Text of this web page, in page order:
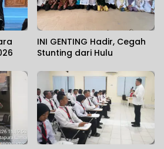
INI GENTING Hadir, Cegah
Stunting dari Hulu